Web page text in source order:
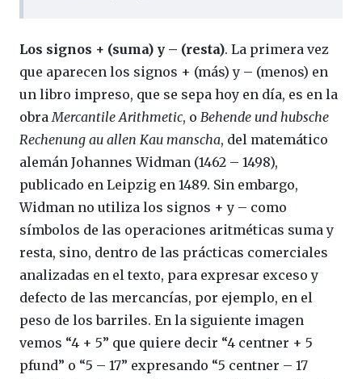
Los signos + (suma) y – (resta). La primera vez
que aparecen los signos + (más) y – (menos) en
un libro impreso, que se sepa hoy en día, es en la
obraMercantile Arithmetic, o Behende und hubsche
Rechenung au allen Kau manscha, del matemático
alemán Johannes Widman (1462 – 1498),
publicado en Leipzig en 1489. Sin embargo,
Widman no utiliza los signos + y – como
símbolos de las operaciones aritméticas suma y
resta, sino, dentro de las prácticas comerciales
analizadas en el texto, para expresar exceso y
defecto de las mercancías, por ejemplo, en el
peso de los barriles. En la siguiente imagen
vemos “4 + 5” que quiere decir “4 centner + 5
pfund” o “5 – 17” expresando “5 centner – 17